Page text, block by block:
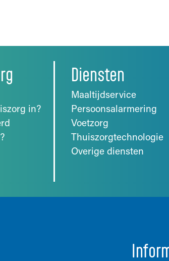
in?
Diensten
Maaltijdservice
Persoonsalarmering
Voetzorg
Thuiszorgtechnologie
Overige diensten